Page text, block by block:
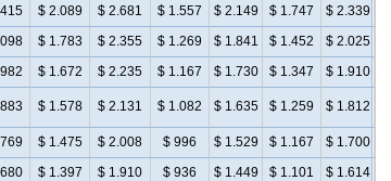
$ 2.089 $ 2.681 $ 1.557 $ 2.149 $ 1.747 $ 2.339
$ 1.783 $ 2.355 $ 1.269 $ 1.841 $ 1.452 $ 2.025
$ 1.672 $ 2.235 $ 1.167 $ 1.730 $ 1.347 $ 1.910
$ 1.578 $ 2.131 $ 1.082 $ 1.635 $ 1.259 $ 1.812
$ 1.475 $ 2.008 $ 996 $ 1.529 $ 1.167 $ 1.700
$ 1.397 $ 1.910 $ 936 $ 1.449 $ 1.101 $ 1.614